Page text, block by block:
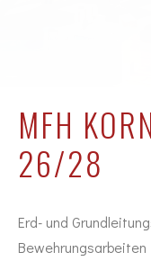
MFH
6/28
Erd- und
Bewehrungsarbeiten